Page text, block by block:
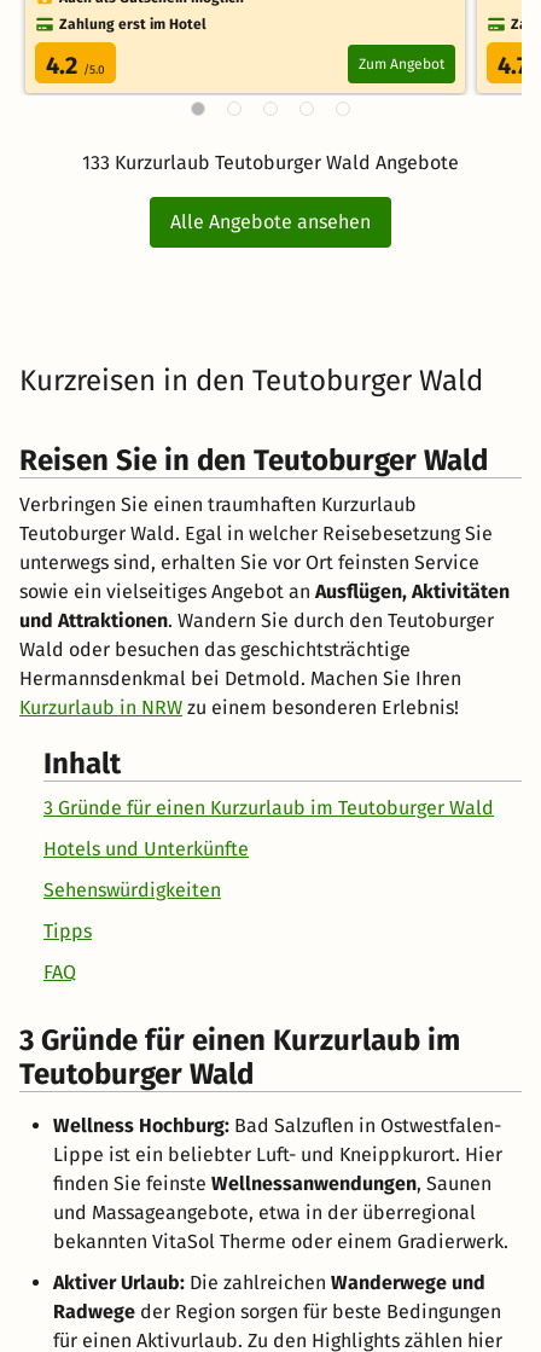
Zahlung erst im Hotel
4.2 /5.0 Zum Angebot 4.7
133 Kurzurlaub Teutoburger Wald Angebote
Alle Angebote ansehen
Kurzreisen in den Teutoburger Wald
Reisen Sie in den Teutoburger Wald
Verbringen Sie einen traumhaften Kurzurlaub
Teutoburger Wald. Egal in welcher Reisebesetzung Sie
unterwegs sind, erhalten Sie vor Ort feinsten Service
sowie ein vielseitiges Angebot an Ausflügen, Aktivitäten
und Attraktionen. Wandern Sie durch den Teutoburger
Wald oder besuchen das geschichtsträchtige
Hermannsdenkmal bei Detmold. Machen Sie Ihren
Kurzurlaub in NRW zu einem besonderen Erlebnis!
Inhalt
3 Gründe für einen Kurzurlaub im Teutoburger Wald
Hotels und Unterkünfte
Sehenswürdigkeiten
Tipps
FAQ
3 Gründe für einen Kurzurlaub im
Teutoburger Wald
Wellness Hochburg: Bad Salzuflen in Ostwestfalen-
Lippe ist ein beliebter Luft- und Kneippkurort. Hier
finden Sie feinste Wellnessanwendungen, Saunen
und Massageangebote, etwa in der überregional
bekannten VitaSol Therme oder einem Gradierwerk.
Aktiver Urlaub: Die zahlreichen Wanderwege und
Radwege der Region sorgen für beste Bedingungen
für einen Aktivurlaub. Zu den Highlights zählen hier